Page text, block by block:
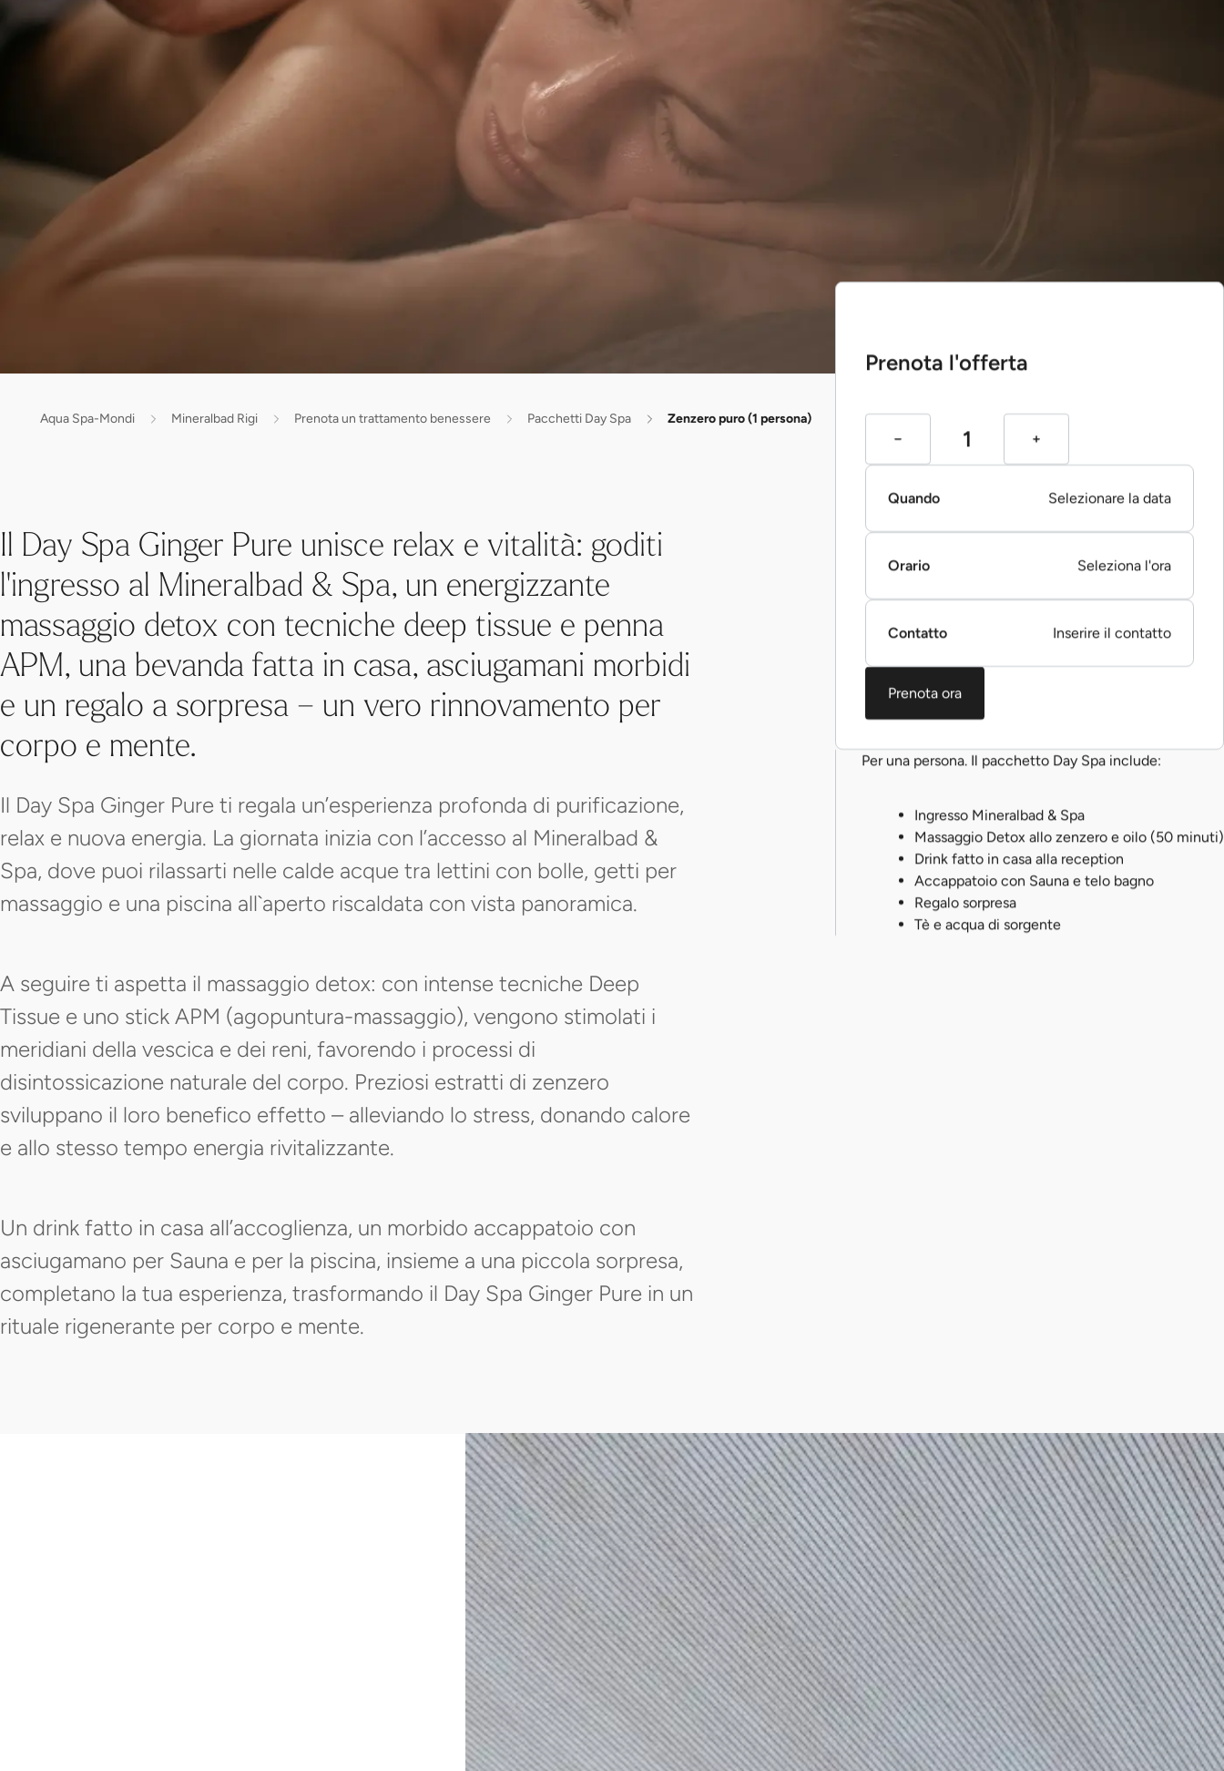
Aqua Spa-Mondi Mineralbad Rigi Prenota un trattamento benessere Pacchetti Day Spa Zenzero puro (1 persona)
Il Day Spa Ginger Pure unisce relax e vitalità: goditi
l'ingresso al Mineralbad & Spa, un energizzante
massaggio detox con tecniche deep tissue e penna
APM, una bevanda fatta in casa, asciugamani morbidi
e un regalo a sorpresa – un vero rinnovamento per
corpo e mente.
Il Day Spa Ginger Pure ti regala un’esperienza profonda di purificazione,
relax e nuova energia. La giornata inizia con l’accesso al Mineralbad &
Spa, dove puoi rilassarti nelle calde acque tra lettini con bolle, getti per
massaggio e una piscina all`aperto riscaldata con vista panoramica.
A seguire ti aspetta il massaggio detox: con intense tecniche Deep
Tissue e uno stick APM (agopuntura-massaggio), vengono stimolati i
meridiani della vescica e dei reni, favorendo i processi di
disintossicazione naturale del corpo. Preziosi estratti di zenzero
sviluppano il loro benefico effetto – alleviando lo stress, donando calore
e allo stesso tempo energia rivitalizzante.
Un drink fatto in casa all’accoglienza, un morbido accappatoio con
asciugamano per Sauna e per la piscina, insieme a una piccola sorpresa,
completano la tua esperienza, trasformando il Day Spa Ginger Pure in un
rituale rigenerante per corpo e mente.
Per una persona. Il pacchetto Day Spa include:
Ingresso Mineralbad & Spa
Massaggio Detox allo zenzero e oilo (50 minuti)
Drink fatto in casa alla reception
Accappatoio con Sauna e telo bagno
Regalo sorpresa
Tè e acqua di sorgente
Prenota l'offerta
Quando Selezionare la data
Orario Seleziona l'ora
Contatto Inserire il contatto
Prenota ora